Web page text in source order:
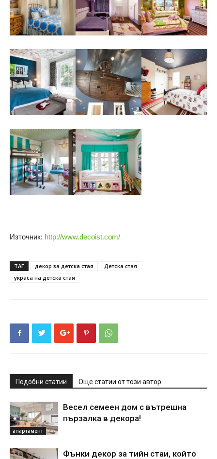
Източник: http://www.decoist.com/
ТАГ декор за детска стая
Детска стая
украса на детска стая
Подобни статии Още статии от този автор
апартамент
Весел семеен дом с вътрешна
пързалка в декора!
Фънки декор за тийн стаи, който